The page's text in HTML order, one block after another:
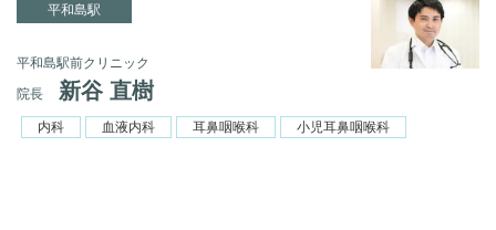
平和島駅
平和島駅前クリニック
院長
新谷 直樹
内科 血液内科 耳鼻咽喉科 小児耳鼻咽喉科